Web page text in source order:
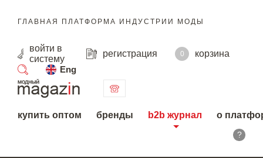
ГЛАВНАЯ ПЛАТФОРМА ИНДУСТРИИ МОДЫ
войти в
систему
регистрация 0
корзина
Eng
поиск
купить оптом бренды b2b журнал о
?